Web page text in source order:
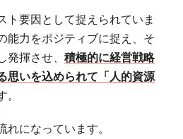
ト要因として捉えられていま
能力をポジティブに捉え、そ
発揮させ、積極的に経営戦略
思いを込められて「人的資源
。
れになっています。